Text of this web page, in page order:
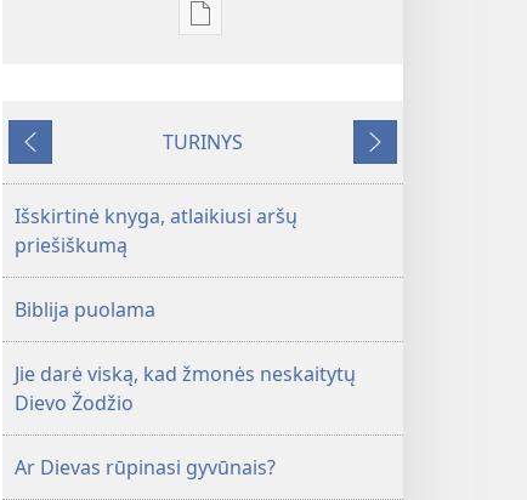
Skaitmeninių
ATSIBUSKITE!
gruodis
Ankstesnis
TURINYS
Tolesnis
Išskirtinė knyga, atlaikiusi aršų
priešiškumą
Biblija puolama
Jie darė viską, kad žmonės neskaitytų
Dievo Žodžio
Ar Dievas rūpinasi gyvūnais?